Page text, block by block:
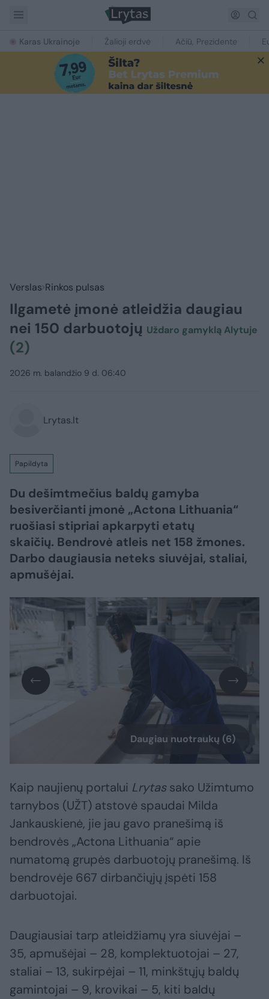
Karas Ukrainoje Žalioji erdvė Ačiū, Prezidente
Verslas Rinkos pulsas
Ilgametė įmonė atleidžia daugiau
nei 150 darbuotojų Uždaro gamyklą Alytuje
(2)
2026 m. balandžio 9 d. 06:40
Lrytas.lt
Papildyta
Du dešimtmečius baldų gamyba
besiverčianti įmonė „Actona Lithuania“
ruošiasi stipriai apkarpyti etatų
skaičių. Bendrovė atleis net 158 žmones.
Darbo daugiausia neteks siuvėjai, staliai,
apmušėjai.
Daugiau nuotraukų (6)
Kaip naujienų portalui Lrytassako Užimtumo
tarnybos (UŽT) atstovė spaudai Milda
Jankauskienė, jie jau gavo pranešimą iš
bendrovės „Actona Lithuania“ apie
numatomą grupės darbuotojų pranešimą. Iš
bendrovėje 667 dirbančiųjų įspėti 158
darbuotojai.
Daugiausiai tarp atleidžiamų yra siuvėjai –
35, apmušėjai – 28, komplektuotojai – 27,
staliai – 13, sukirpėjai – 11, minkštųjų baldų
gamintojai – 9, krovikai – 5, kiti baldų